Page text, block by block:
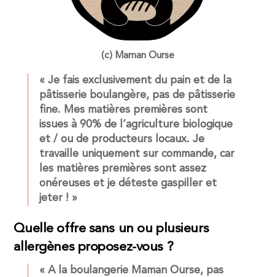
(c) Maman Ourse
« Je fais exclusivement du pain et de la
pâtisserie boulangère, pas de pâtisserie
fine. Mes matières premières sont
issues à 90% de l’agriculture biologique
et / ou de producteurs locaux. Je
travaille uniquement sur commande, car
les matières premières sont assez
onéreuses et je déteste gaspiller et
jeter ! »
Quelle offre sans un ou plusieurs
allergènes proposez-vous ?
« A la boulangerie Maman Ourse, pas